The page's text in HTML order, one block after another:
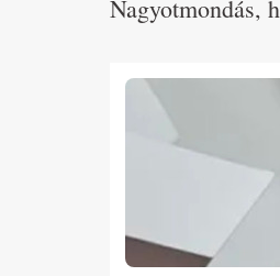
Nagyotmondás,